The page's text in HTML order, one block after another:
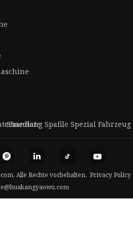
Shandong Spafile Spezial Fahrzeug
Alle Rechte vorbehalten. Privacy Policy